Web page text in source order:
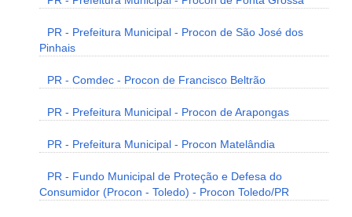
PR - Prefeitura Municipal - Procon de São José dos
Pinhais
PR - Comdec - Procon de Francisco Beltrão
PR - Prefeitura Municipal - Procon de Arapongas
PR - Prefeitura Municipal - Procon Matelândia
PR - Fundo Municipal de Proteção e Defesa do
Consumidor (Procon - Toledo) - Procon Toledo/PR